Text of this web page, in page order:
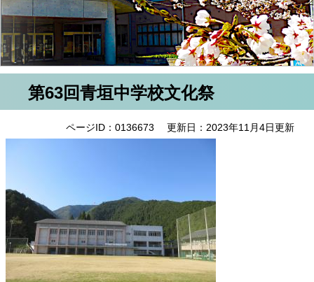
第63回青垣中学校文化祭
ページID：0136673 更新日：2023年11月4日更新